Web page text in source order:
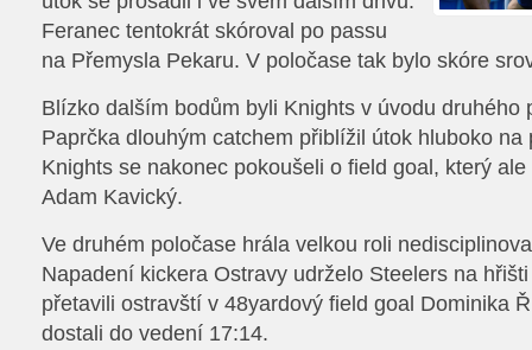
Feranec tentokrát skóroval po passu
na Přemysla Pekaru. V poločase tak bylo skóre
Blízko dalším bodům byli Knights v úvodu druhého
Paprčka dlouhým catchem přiblížil útok hluboko na
Knights se nakonec pokoušeli o field goal, který
Adam Kavický.
Ve druhém poločase hrála velkou roli
Napadení kickera Ostravy udrželo Steelers na
přetavili ostravští v 48yardový field goal Dominika
dostali do vedení 17:14.